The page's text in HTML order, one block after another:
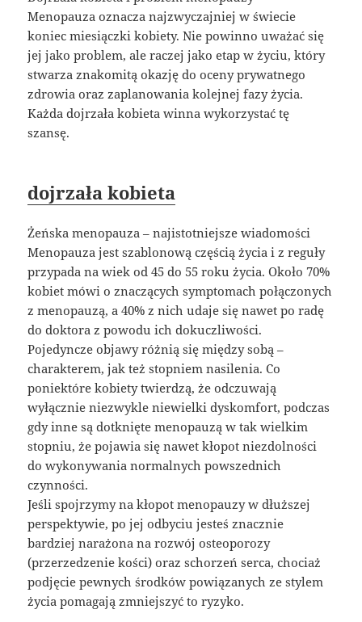
Menopauza oznacza najzwyczajniej w świecie
koniec miesiączki kobiety. Nie powinno uważać się
jej jako problem, ale raczej jako etap w życiu, który
stwarza znakomitą okazję do oceny prywatnego
zdrowia oraz zaplanowania kolejnej fazy życia.
Każda dojrzała kobieta winna wykorzystać tę
szansę.
dojrzała kobieta
Żeńska menopauza – najistotniejsze wiadomości
Menopauza jest szablonową częścią życia i z reguły
przypada na wiek od 45 do 55 roku życia. Około 70%
kobiet mówi o znaczących symptomach połączonych
z menopauzą, a 40% z nich udaje się nawet po radę
do doktora z powodu ich dokuczliwości.
Pojedyncze objawy różnią się między sobą –
charakterem, jak też stopniem nasilenia. Co
poniektóre kobiety twierdzą, że odczuwają
wyłącznie niezwykle niewielki dyskomfort, podczas
gdy inne są dotknięte menopauzą w tak wielkim
stopniu, że pojawia się nawet kłopot niezdolności
do wykonywania normalnych powszednich
czynności.
Jeśli spojrzymy na kłopot menopauzy w dłuższej
perspektywie, po jej odbyciu jesteś znacznie
bardziej narażona na rozwój osteoporozy
(przerzedzenie kości) oraz schorzeń serca, chociaż
podjęcie pewnych środków powiązanych ze stylem
życia pomagają zmniejszyć to ryzyko.